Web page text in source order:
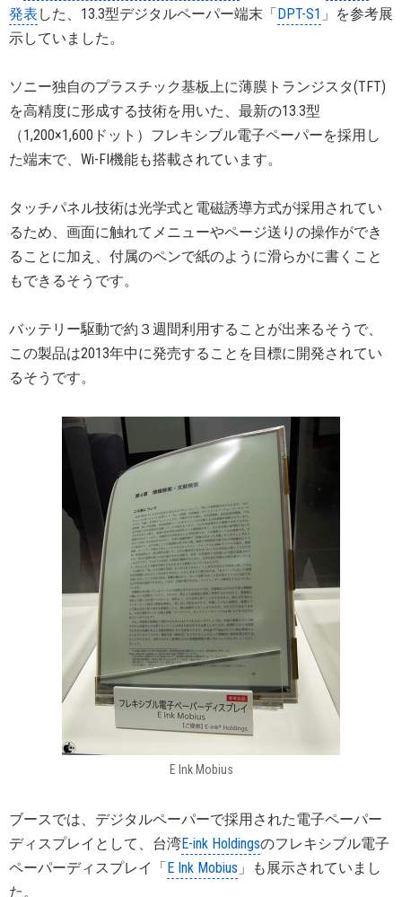
発表 した、13.3型デジタルペーパー端末「DPT-S1 」を参考展
示していました。
ソニー独自のプラスチック基板上に薄膜トランジスタ(TFT)
を高精度に形成する技術を用いた、最新の13.3型
（1,200×1,600ドット）フレキシブル電子ペーパーを採用し
た端末で、Wi-FI機能も搭載されています。
タッチパネル技術は光学式と電磁誘導方式が採用されてい
るため、画面に触れてメニューやページ送りの操作ができ
ることに加え、付属のペンで紙のように滑らかに書くこと
もできるそうです。
バッテリー駆動で約３週間利用することが出来るそうで、
この製品は2013年中に発売することを目標に開発されてい
るそうです。
E Ink Mobius
ブースでは、デジタルペーパーで採用された電子ペーパー
ディスプレイとして、台湾E-ink Holdingsのフレキシブル電子
ペーパーディスプレイ「E Ink Mobius 」も展示されていまし
た。